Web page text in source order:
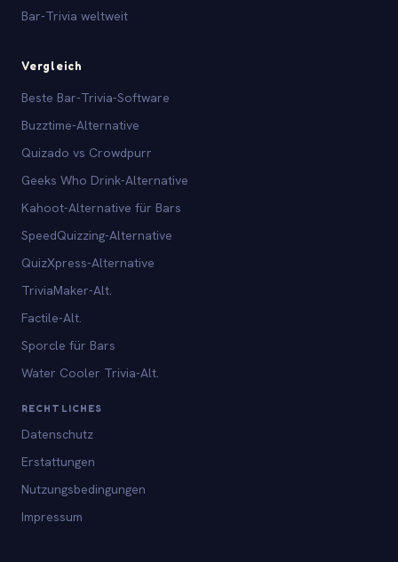
Bar-Trivia weltweit
Vergleich
Beste Bar-Trivia-Software
Buzztime-Alternative
Quizado vs Crowdpurr
Geeks Who Drink-Alternative
Kahoot-Alternative für Bars
SpeedQuizzing-Alternative
QuizXpress-Alternative
TriviaMaker-Alt.
Factile-Alt.
Sporcle für Bars
Water Cooler Trivia-Alt.
RECHTLICHES
Datenschutz
Erstattungen
Nutzungsbedingungen
Impressum